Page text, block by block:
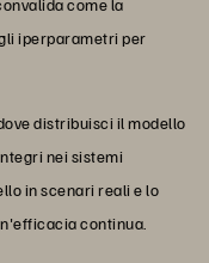
come la
iperparametri per
distribuisci il modello
nei sistemi
in scenari reali e lo
continua.